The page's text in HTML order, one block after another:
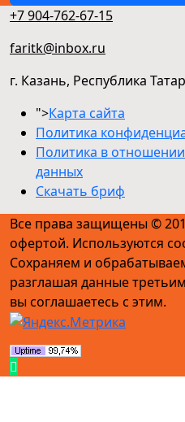
+7 904-762-67-15
faritk@inbox.ru
г. Казань, Республика
">Карта сайта
Политика
Политика в
данных
Скачать бриф
Все права защищены ©
офертой. Используются
Сохраняем и
разглашая данные
вы соглашаетесь с этим.